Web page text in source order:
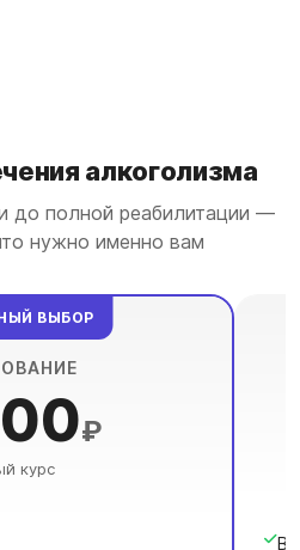
алкоголизма
до полной реабилитации —
нужно именно вам
ВЫБОР
₽
курс